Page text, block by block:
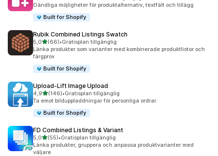
Oändliga möjligheter för produktalternativ, textfält och tillägg
Built for Shopify
Rubik Combined Listings Swatch
5,0av 5 stjärnor
(66)
66 recensioner totalt
•Gratisplan tillgänglig
Länka produkter som varianter med kombinerade produktlistor och
färgprov
Built for Shopify
Upload‑Lift Image Upload
4,9av 5 stjärnor
(146)
146 recensioner totalt
•Gratisplan tillgänglig
Ta emot bilduppladdningar för personliga ordrar.
Built for Shopify
FD Combined Listings & Variant
5,0av 5 stjärnor
(55)
55 recensioner totalt
•Gratisplan tillgänglig
Länka produkter, gruppera och anpassa produktvarianter med
väljare